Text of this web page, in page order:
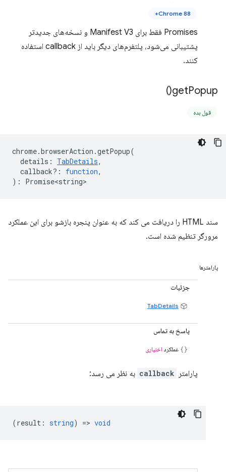
Chrome 88+
Promises فقط برای Manifest V3 و نسخه‌های جدیدتر
پشتیبانی می‌شود، پلتفرم‌های دیگر باید از callback استفاده
کنند.
getPopup(
)
قول بده
chrome.browserAction .getPopup(
details : TabDetails,
callback? : function,
) : Promise<string>
سند HTML را دریافت می کند که به عنوان پنجره بازشو برای این عملکرد
مرورگر تنظیم شده است.
پارامترها
جزئیات
TabDetails
پاسخ به تماس
عملکرد اختیاری
پارامتر callback به نظر می رسد:
(result : string) => void